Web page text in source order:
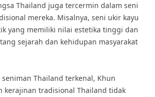
Thailand juga tercermin dalam seni
mereka. Misalnya, seni ukir kayu
yang memiliki nilai estetika tinggi dan
sejarah dan kehidupan masyarakat
Thailand terkenal, Khun
kerajinan tradisional Thailand tidak